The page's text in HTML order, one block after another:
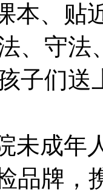
本、贴
、守法
子们送
未成年
品牌，